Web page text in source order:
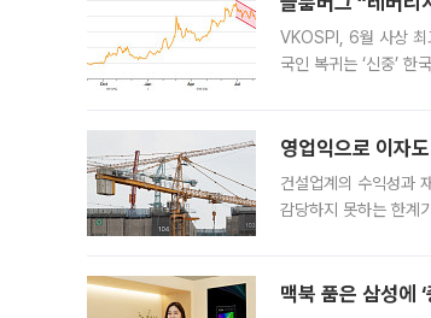
VKOSPI, 6월 사상 최
국인 복귀는 ‘신중’
영업익으로 이자
건설업계의 수익성과
감당하지 못하는 한계
맥북 품은 삼성에